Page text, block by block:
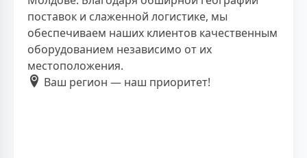
поставок и слаженной логистике, мы
обеспечиваем наших клиентов качественным
оборудованием независимо от их
местоположения.
Ваш регион — наш приоритет!